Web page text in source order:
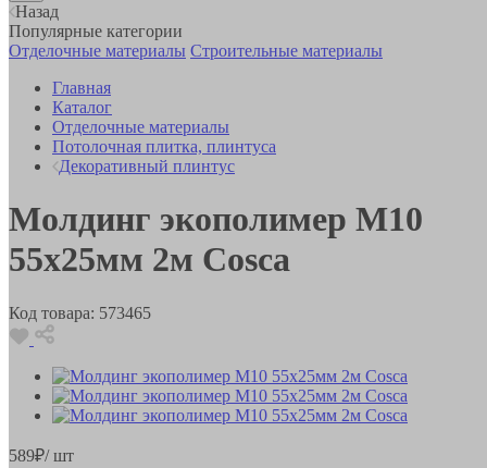
Назад
Популярные категории
Отделочные материалы Строительные материалы
Главная
Каталог
Отделочные материалы
Потолочная плитка, плинтуса
Декоративный плинтус
Молдинг экополимер М10
55х25мм 2м Cosca
Код товара: 573465
589₽/ шт